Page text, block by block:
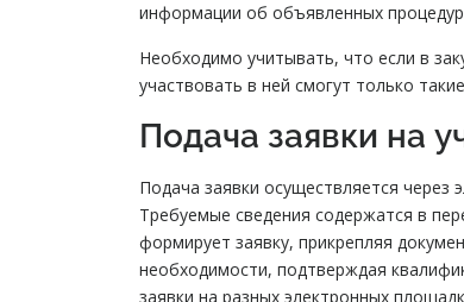
информации об объявленных
Необходимо учитывать, что если в
участвовать в ней смогут только
Подача заявки на
Подача заявки осуществляется через
Требуемые сведения содержатся в
формирует заявку, прикрепляя
необходимости, подтверждая
заявки на разных электронных